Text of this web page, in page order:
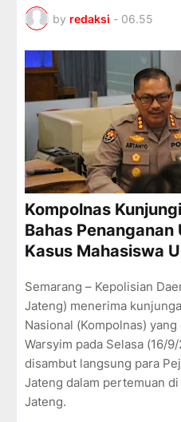
by redaksi - 06.55
Kompolnas
Bahas Penanganan
Kasus Mahasiswa
Semarang – Kepolisian
Jateng) menerima
Nasional (Kompolnas)
Warsyim pada Selasa (16/
disambut langsung para
Jateng dalam pertemuan
Jateng.